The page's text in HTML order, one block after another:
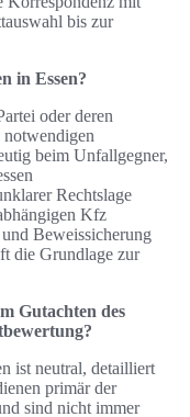
bis zur
in Essen?
oder deren
beim Unfallgegner,
Rechtslage
Kfz
Beweissicherung
die Grundlage zur
Gutachten des
ist neutral, detailliert
primär der
sind nicht immer